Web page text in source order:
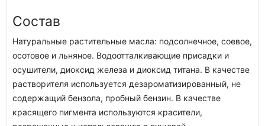
Состав
Натуральные растительные масла: подсолнечное, соевое,
осотовое и льняное. Водоотталкивающие присадки и
осушители, диоксид железа и диоксид титана. В качестве
растворителя используется дезароматизированный, не
содержащий бензола, пробный бензин. В качестве
красящего пигмента используются красители,